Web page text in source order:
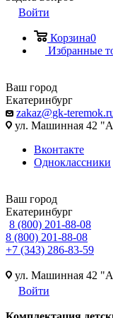
Войти
Корзина0
Избранные
Ваш город
Екатеринбург
zakaz@gk-
ул. Машинная 42
Вконтакте
Одноклассники
Ваш город
Екатеринбург
8 (800) 201-88-08
8 (800) 201-88-08
+7 (343) 286-83-59
ул. Машинная 42
Войти